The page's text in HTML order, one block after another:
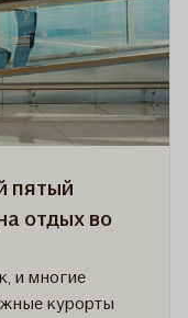
пятый
отдых во
и многие
курорты